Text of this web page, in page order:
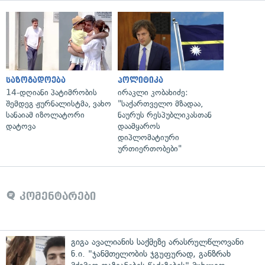
საზოგადოება
14-დღიანი პატიმრობის
შემდეგ ჟურნალისტმა, ვახო
სანაიამ იზოლატორი
დატოვა
პოლიტიკა
ირაკლი კობახიძე:
"საქართველო მზადაა,
ნაურუს რესპუბლიკასთან
დაამყაროს
დიპლომატიური
ურთიერთობები"
კომენტარები
გიგა ავალიანის საქმეზე არასრულწლოვანი
ნ.ი. "ჯანმთელობის ჯგუფურად, განზრახ